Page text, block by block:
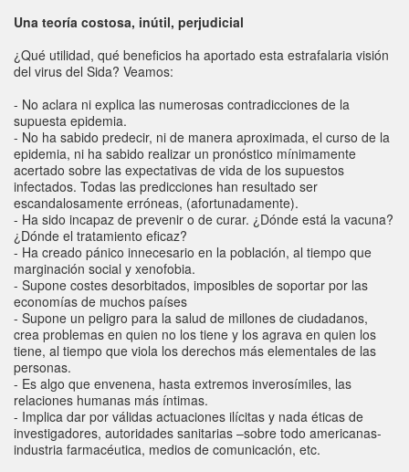
Una teoría costosa, inútil, perjudicial
¿Qué utilidad, qué beneficios ha aportado esta estrafalaria visión
del virus del Sida? Veamos:
- No aclara ni explica las numerosas contradicciones de la
supuesta epidemia.
- No ha sabido predecir, ni de manera aproximada, el curso de la
epidemia, ni ha sabido realizar un pronóstico mínimamente
acertado sobre las expectativas de vida de los supuestos
infectados. Todas las predicciones han resultado ser
escandalosamente erróneas, (afortunadamente).
- Ha sido incapaz de prevenir o de curar. ¿Dónde está la vacuna?
¿Dónde el tratamiento eficaz?
- Ha creado pánico innecesario en la población, al tiempo que
marginación social y xenofobia.
- Supone costes desorbitados, imposibles de soportar por las
economías de muchos países
- Supone un peligro para la salud de millones de ciudadanos,
crea problemas en quien no los tiene y los agrava en quien los
tiene, al tiempo que viola los derechos más elementales de las
personas.
- Es algo que envenena, hasta extremos inverosímiles, las
relaciones humanas más íntimas.
- Implica dar por válidas actuaciones ilícitas y nada éticas de
investigadores, autoridades sanitarias –sobre todo americanas-
industria farmacéutica, medios de comunicación, etc.